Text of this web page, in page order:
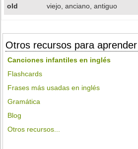
old viejo, anciano, antiguo
Otros recursos para
Canciones infantiles en inglés
Flashcards
Frases más usadas en inglés
Gramática
Blog
Otros recursos...